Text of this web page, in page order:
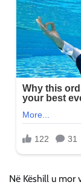
Në Këshill u mor